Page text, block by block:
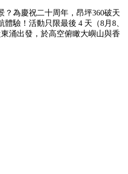
？為慶祝二十周年，昂坪360破天
驗！活動只限最後 4 天（8月8、
涌出發，於高空俯瞰大嶼山與香